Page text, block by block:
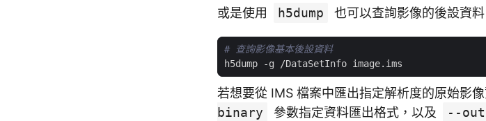
或是使用 h5dump 也可以查詢影像的後設資料
# 查詢影像基本後設資料
若想要從 IMS 檔案中匯出指定解析度的原始影
binary
參數指定資料匯出格式，以及 --